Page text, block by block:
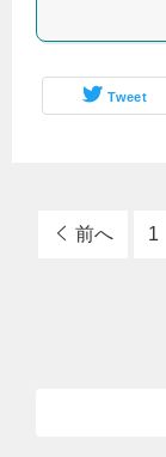
Tweet
前へ 1